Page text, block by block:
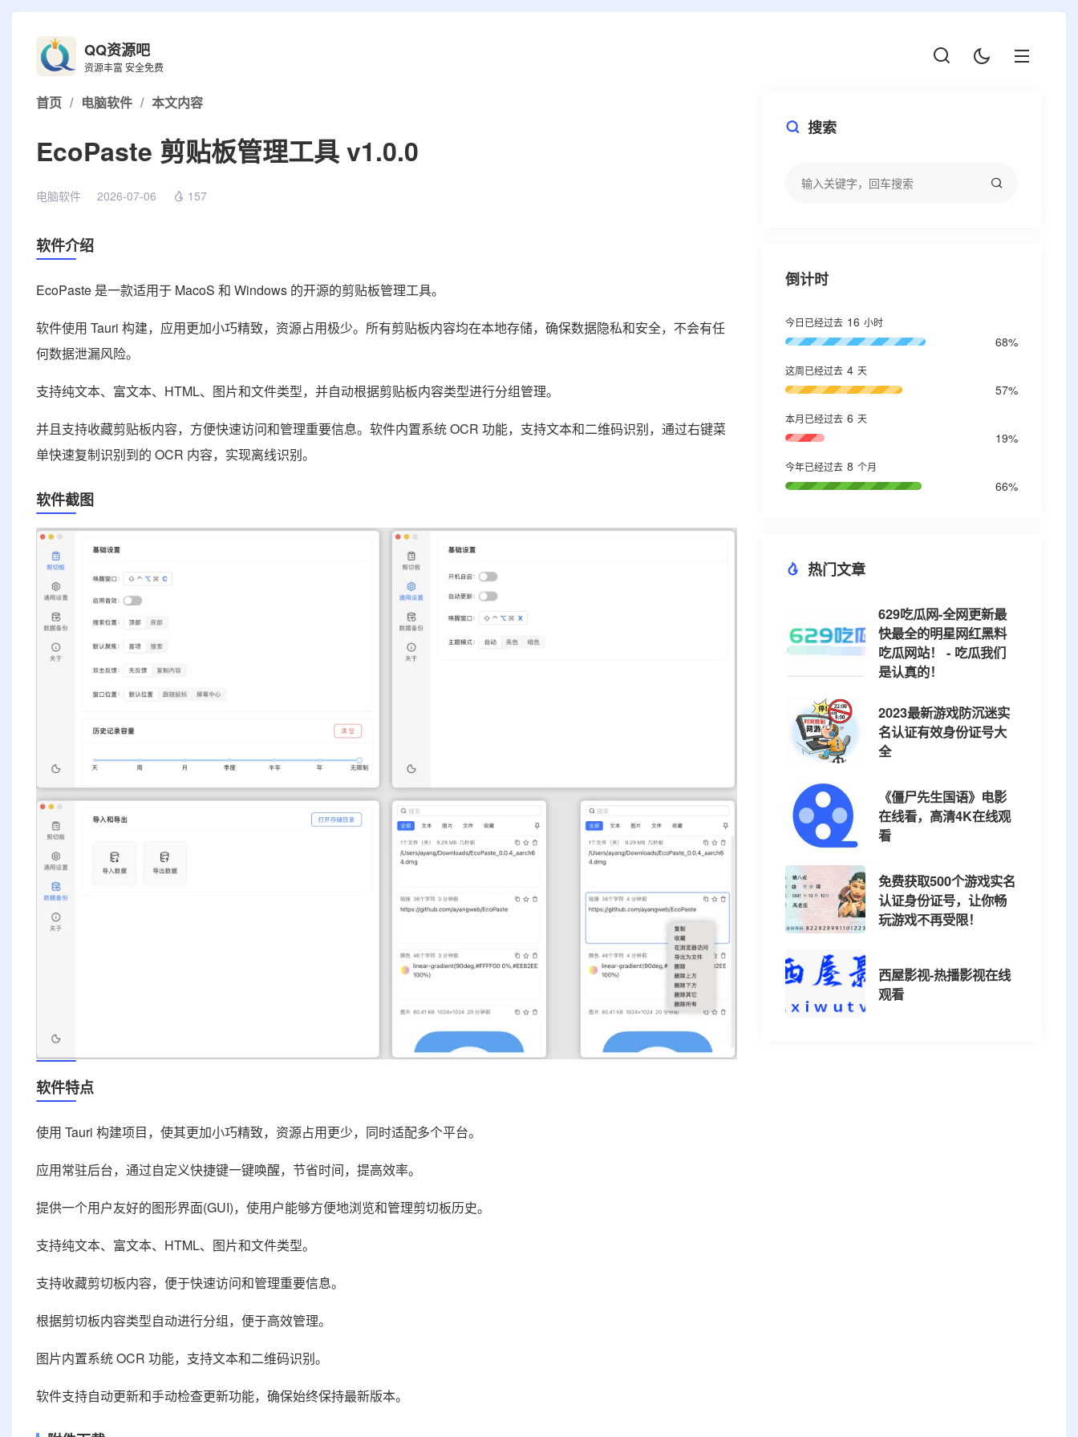
QQ资源吧
资源丰富 安全免费
首页 / 电脑软件 / 本文内容
EcoPaste 剪贴板管理工具 v1.0.0
电脑软件 2026-07-06 157
软件介绍
EcoPaste 是一款适用于 MacoS 和 Windows 的开源的剪贴板管理工具。
软件使用 Tauri 构建，应用更加小巧精致，资源占用极少。所有剪贴板内容均在本地存储，确保数据隐私和安全，不会有任
何数据泄漏风险。
支持纯文本、富文本、HTML、图片和文件类型，并自动根据剪贴板内容类型进行分组管理。
并且支持收藏剪贴板内容，方便快速访问和管理重要信息。软件内置系统 OCR 功能，支持文本和二维码识别，通过右键菜
单快速复制识别到的 OCR 内容，实现离线识别。
软件截图
软件特点
使用 Tauri 构建项目，使其更加小巧精致，资源占用更少，同时适配多个平台。
应用常驻后台，通过自定义快捷键一键唤醒，节省时间，提高效率。
提供一个用户友好的图形界面(GUI)，使用户能够方便地浏览和管理剪切板历史。
支持纯文本、富文本、HTML、图片和文件类型。
支持收藏剪切板内容，便于快速访问和管理重要信息。
根据剪切板内容类型自动进行分组，便于高效管理。
图片内置系统 OCR 功能，支持文本和二维码识别。
软件支持自动更新和手动检查更新功能，确保始终保持最新版本。
搜索
倒计时
今日已经过去 16 小时
68%
这周已经过去 4 天
57%
本月已经过去 6 天
19%
今年已经过去 8 个月
66%
热门文章
629吃瓜网-全网更新最
快最全的明星网红黑料
吃瓜网站！ - 吃瓜我们
是认真的！
2023最新游戏防沉迷实
名认证有效身份证号大
全
《僵尸先生国语》电影
在线看，高清4K在线观
看
免费获取500个游戏实名
认证身份证号，让你畅
玩游戏不再受限！
西屋影视-热播影视在线
观看